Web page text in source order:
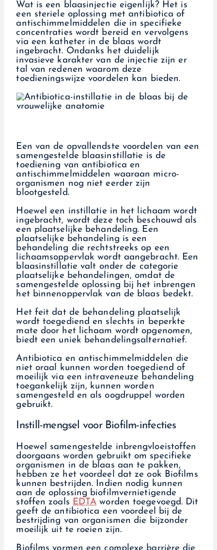
Wat is een blaasinjectie eigenlijk? Het is
een steriele oplossing met antibiotica of
antischimmelmiddelen die in specifieke
concentraties wordt bereid en vervolgens
via een katheter in de blaas wordt
ingebracht. Ondanks het duidelijk
invasieve karakter van de injectie zijn er
tal van redenen waarom deze
toedieningswijze voordelen kan bieden.
Een van de opvallendste voordelen van een
samengestelde blaasinstillatie is de
toediening van antibiotica en
antischimmelmiddelen waaraan micro-
organismen nog niet eerder zijn
blootgesteld.
Hoewel een instillatie in het lichaam wordt
ingebracht, wordt deze toch beschouwd als
een plaatselijke behandeling. Een
plaatselijke behandeling is een
behandeling die rechtstreeks op een
lichaamsoppervlak wordt aangebracht. Een
blaasinstillatie valt onder de categorie
plaatselijke behandelingen, omdat de
samengestelde oplossing bij het inbrengen
het binnenoppervlak van de blaas bedekt.
Het feit dat de behandeling plaatselijk
wordt toegediend en slechts in beperkte
mate door het lichaam wordt opgenomen,
biedt een uniek behandelingsalternatief.
Antibiotica en antischimmelmiddelen die
niet oraal kunnen worden toegediend of
moeilijk via een intraveneuze behandeling
toegankelijk zijn, kunnen worden
samengesteld en als oogdruppel worden
gebruikt.
Instill-mengsel voor Biofilm-infecties
Hoewel samengestelde inbrengvloeistoffen
doorgaans worden gebruikt om specifieke
organismen in de blaas aan te pakken,
hebben ze het voordeel dat ze ook Biofilms
kunnen bestrijden. Indien nodig kunnen
aan de oplossing biofilmvernietigende
stoffen zoals EDTA worden toegevoegd. Dit
geeft de antibiotica een voordeel bij de
bestrijding van organismen die bijzonder
moeilijk uit te roeien zijn.